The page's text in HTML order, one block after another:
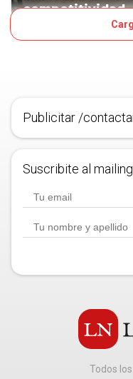
competitividad
Publicitar /
Suscribite al
Todos